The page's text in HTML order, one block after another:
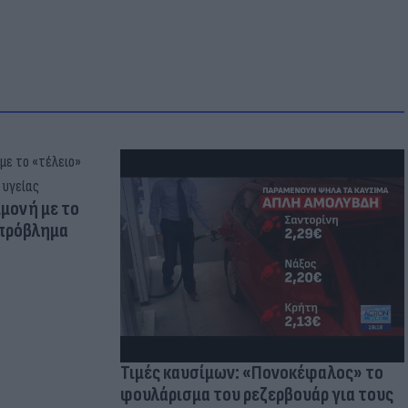
με το
Τιμές καυσίμων: «Πονοκέφαλος» το
φουλάρισμα του ρεζερβουάρ για τους